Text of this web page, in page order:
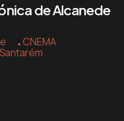
de Alcanede
CNEMA
Santarém